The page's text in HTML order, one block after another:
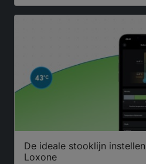
De ideale stooklijn instellen |
Loxone